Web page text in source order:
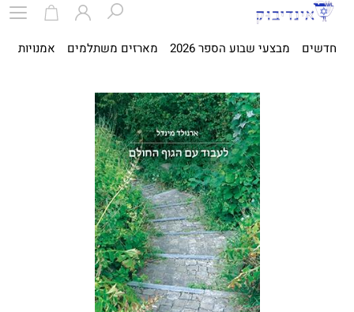
חדשים מבצעי שבוע הספר 2026 מארזים משתלמים אמנויות